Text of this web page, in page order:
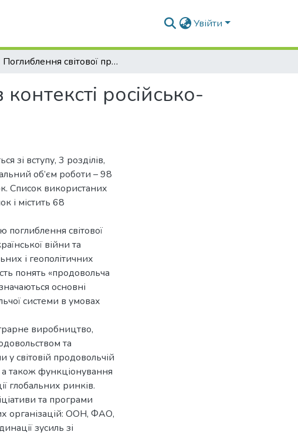
Увійти
Поглиблення світової продовольчої кризи в контексті російсько-української війни
російсько-
зі вступу, 3 розділів,
об’єм роботи – 98
Список використаних
і містить 68
поглиблення світової
війни та
і геополітичних
понять «продовольча
основні
системи в умовах
виробництво,
та
у світовій продовольчій
а також функціонування
глобальних ринків.
та програми
організацій: ООН, ФАО,
зусиль зі